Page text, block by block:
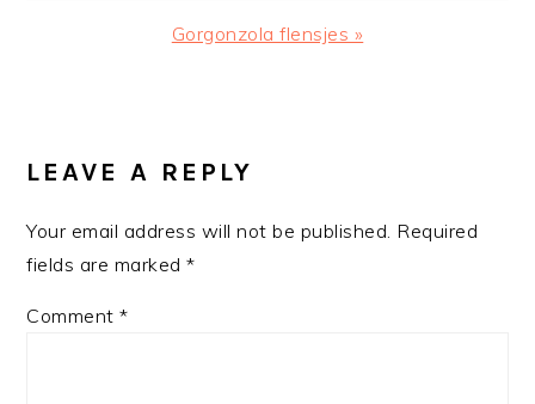
Next
Gorgonzola flensjes »
INTERACTIONS
LEAVE A REPLY
Your email address will not be published. Required
fields are marked*
Comment*